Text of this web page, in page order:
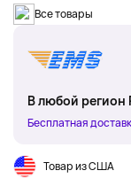
Все товары
В любой регион
Бесплатная
Товар из США